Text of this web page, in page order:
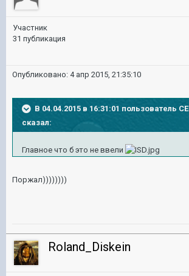
Участник
31 публикация
Опубликовано: 4 апр 2015, 21:35:10
В 04.04.2015 в 16:31:01 пользователь
сказал:
Главное что б это не ввели
Поржал))))))))
Roland_Diskein